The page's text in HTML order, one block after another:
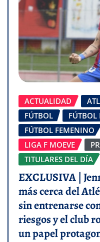
ACTUALIDAD
FÚTBOL
FÚTBOL
FÚTBOL FEMENINO
LIGA F MOEVE
TITULARES DEL DÍA
EXCLUSIVA |
más cerca del
sin entrenarse
riesgos y el club
un papel